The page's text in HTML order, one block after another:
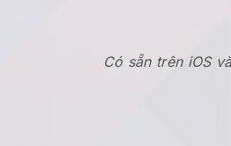
Có sẵn trên iOS